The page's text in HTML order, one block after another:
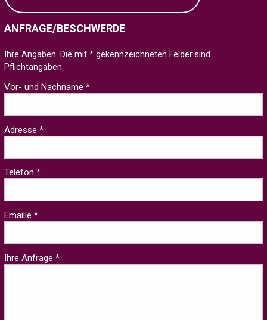
ANFRAGE/BESCHWERDE
Ihre Angaben. Die mit * gekennzeichneten Felder sind
Pflichtangaben.
Vor- und Nachname *
Adresse *
Telefon *
Emaille *
Ihre Anfrage *